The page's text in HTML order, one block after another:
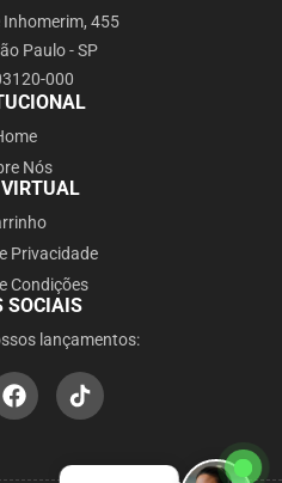
Inhomerim, 455
Paulo - SP
000
Nós
Privacidade
Condições
SOCIAIS
lançamentos: